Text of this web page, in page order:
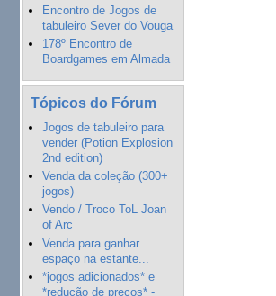
Encontro de Jogos de
tabuleiro Sever do Vouga
178º Encontro de
Boardgames em Almada
Tópicos do Fórum
Jogos de tabuleiro para
vender (Potion Explosion
2nd edition)
Venda da coleção (300+
jogos)
Vendo / Troco ToL Joan
of Arc
Venda para ganhar
espaço na estante...
*jogos adicionados* e
*redução de preços* -